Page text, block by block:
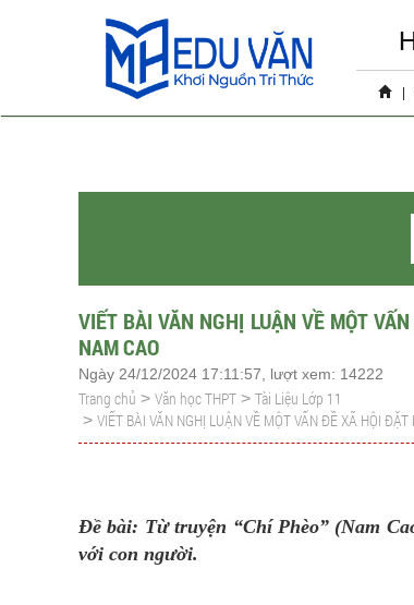
VIẾT BÀI VĂN NGHỊ LUẬN VỀ MỘT
NAM CAO
Ngày 24/12/2024 17:11:57, lượt xem: 14222
Trang chủ > Văn học THPT > Tài Liệu Lớp 11
> VIẾT BÀI VĂN NGHỊ LUẬN VỀ MỘT VẤN ĐỀ XÃ HỘI
Đề bài: Từ truyện “Chí Phèo” (Nam
với con người.